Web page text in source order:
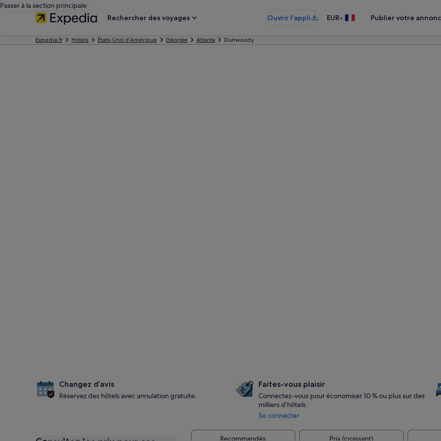
Passer à la section principale
Rechercher des voyages
Ouvrir l’appli EUR• Publier votre
Expedia.fr Hôtels États-Unis d’Amérique Géorgie Atlanta Dunwoody
Changez d’avis
Réservez des hôtels avec annulation gratuite.
Faites-vous plaisir
Connectez-vous pour économiser 10 % ou plus sur des
milliers d’hôtels.
Se connecter
Recommandés Prix (croissant)